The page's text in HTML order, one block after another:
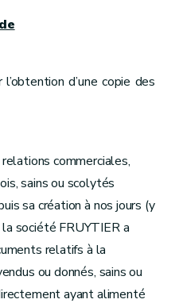
d’une copie des
commerciales,
sains ou scolytés
sa création à nos jours (y
société FRUYTIER a
relatifs à la
ou donnés, sains ou
ayant alimenté